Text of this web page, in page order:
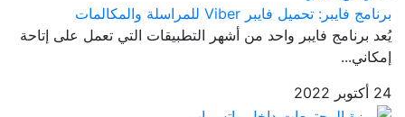
برنامج فايبر: تحميل فايبر Viber للمراسلة والمكالمات
يُعد برنامج فايبر واحد من أشهر التطبيقات التي تعمل على إتاحة
إمكاني...
24 أكتوبر 2022